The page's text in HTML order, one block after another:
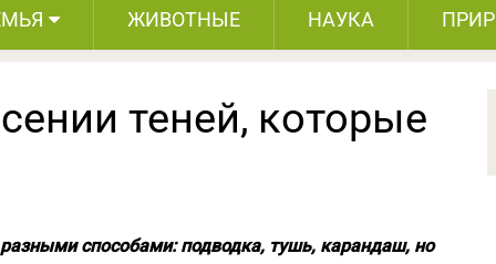
ЖИВОТНЫЕ НАУКА
теней, которые
способами: подводка, тушь, карандаш, но